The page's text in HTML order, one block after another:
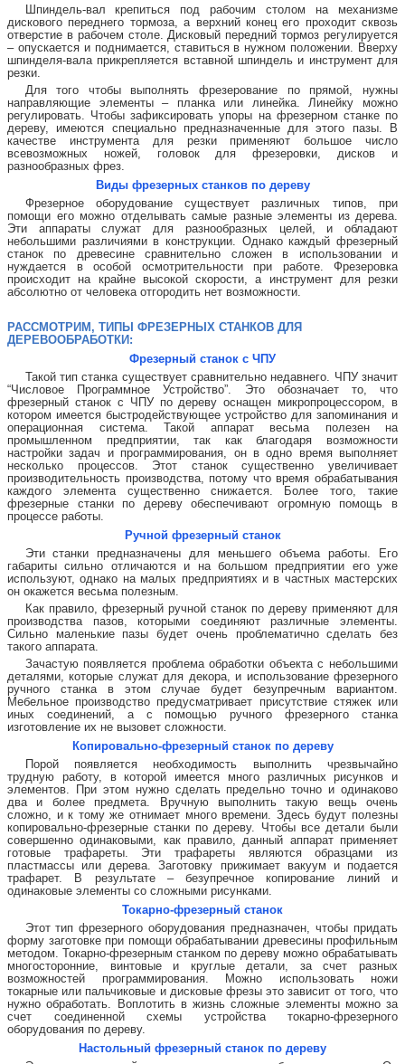
Шпиндель-вал крепиться под рабочим столом на механизме
дискового переднего тормоза, а верхний конец его проходит сквозь
отверстие в рабочем столе. Дисковый передний тормоз регулируется
– опускается и поднимается, ставиться в нужном положении. Вверху
шпинделя-вала прикрепляется вставной шпиндель и инструмент для
резки.
Для того чтобы выполнять фрезерование по прямой, нужны
направляющие элементы – планка или линейка. Линейку можно
регулировать. Чтобы зафиксировать упоры на фрезерном станке по
дереву, имеются специально предназначенные для этого пазы. В
качестве инструмента для резки применяют большое число
всевозможных ножей, головок для фрезеровки, дисков и
разнообразных фрез.
Виды фрезерных станков по дереву
Фрезерное оборудование существует различных типов, при
помощи его можно отделывать самые разные элементы из дерева.
Эти аппараты служат для разнообразных целей, и обладают
небольшими различиями в конструкции. Однако каждый фрезерный
станок по древесине сравнительно сложен в использовании и
нуждается в особой осмотрительности при работе. Фрезеровка
происходит на крайне высокой скорости, а инструмент для резки
абсолютно от человека отгородить нет возможности.
РАССМОТРИМ, ТИПЫ ФРЕЗЕРНЫХ СТАНКОВ ДЛЯ
ДЕРЕВООБРАБОТКИ:
Фрезерный станок с ЧПУ
Такой тип станка существует сравнительно недавнего. ЧПУ значит
“Числовое Программное Устройство”. Это обозначает то, что
фрезерный станок с ЧПУ по дереву оснащен микропроцессором, в
котором имеется быстродействующее устройство для запоминания и
операционная система. Такой аппарат весьма полезен на
промышленном предприятии, так как благодаря возможности
настройки задач и программирования, он в одно время выполняет
несколько процессов. Этот станок существенно увеличивает
производительность производства, потому что время обрабатывания
каждого элемента существенно снижается. Более того, такие
фрезерные станки по дереву обеспечивают огромную помощь в
процессе работы.
Ручной фрезерный станок
Эти станки предназначены для меньшего объема работы. Его
габариты сильно отличаются и на большом предприятии его уже
используют, однако на малых предприятиях и в частных мастерских
он окажется весьма полезным.
Как правило, фрезерный ручной станок по дереву применяют для
производства пазов, которыми соединяют различные элементы.
Сильно маленькие пазы будет очень проблематично сделать без
такого аппарата.
Зачастую появляется проблема обработки объекта с небольшими
деталями, которые служат для декора, и использование фрезерного
ручного станка в этом случае будет безупречным вариантом.
Мебельное производство предусматривает присутствие стяжек или
иных соединений, а с помощью ручного фрезерного станка
изготовление их не вызовет сложности.
Копировально-фрезерный станок по дереву
Порой появляется необходимость выполнить чрезвычайно
трудную работу, в которой имеется много различных рисунков и
элементов. При этом нужно сделать предельно точно и одинаково
два и более предмета. Вручную выполнить такую вещь очень
сложно, и к тому же отнимает много времени. Здесь будут полезны
копировально-фрезерные станки по дереву. Чтобы все детали были
совершенно одинаковыми, как правило, данный аппарат применяет
готовые трафареты. Эти трафареты являются образцами из
пластмассы или дерева. Заготовку прижимает вакуум и подается
трафарет. В результате – безупречное копирование линий и
одинаковые элементы со сложными рисунками.
Токарно-фрезерный станок
Этот тип фрезерного оборудования предназначен, чтобы придать
форму заготовке при помощи обрабатывании древесины профильным
методом. Токарно-фрезерным станком по дереву можно обрабатывать
многосторонние, винтовые и круглые детали, за счет разных
возможностей программирования. Можно использовать ножи
токарные или пальчиковые и дисковые фрезы это зависит от того, что
нужно обработать. Воплотить в жизнь сложные элементы можно за
счет соединенной схемы устройства токарно-фрезерного
оборудования по дереву.
Настольный фрезерный станок по дереву